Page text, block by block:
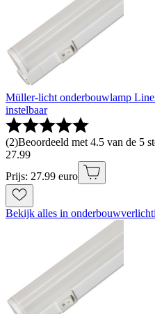
Müller-licht onderbouwlamp
instelbaar
(2)Beoordeeld met 4.5 van de 5
27.99
Prijs: 27.99 euro
Bekijk alles in